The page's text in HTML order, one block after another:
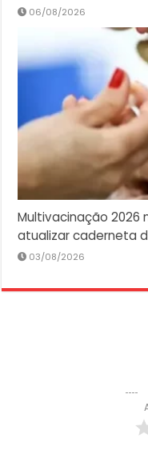
06/08/2026
Multivacinação 2026
atualizar caderneta
03/08/2026